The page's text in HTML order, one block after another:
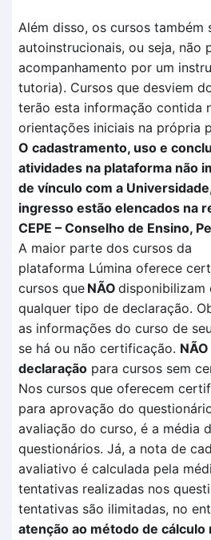
Além disso, os cursos também
autoinstrucionais, ou seja, não
acompanhamento por um
tutoria). Cursos que desviem
terão esta informação contida
orientações iniciais na própria
O cadastramento, uso e
atividades na plataforma não
de vínculo com a
ingresso estão elencados na
CEPE – Conselho de Ensino,
A maior parte dos cursos da
plataforma Lúmina oferece
cursos que NÃO disponibilizam
qualquer tipo de declaração.
as informações do curso de
se há ou não certificação. NÃO
declaração para cursos sem
Nos cursos que oferecem
para aprovação do
avaliação do curso, é a média
questionários. Já, a nota de
avaliativo é calculada pela
tentativas realizadas nos
tentativas são ilimitadas, no
atenção ao método de cálculo